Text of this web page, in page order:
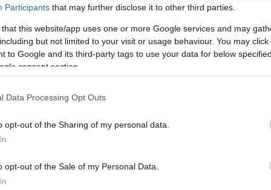
Participants that may further disclose it to other third parties.
that this website/app uses one or more Google services and may
but not limited to your visit or usage behaviour. You may
to Google and its third-party tags to use your data for below
consent section.
Data Processing Opt Outs
opt-out of the Sharing of my personal data.
opt-out of the Sale of my Personal Data.
λιμάνι των
διαδικασίες υποδοχής,
τις αρμόδιες αρχές.